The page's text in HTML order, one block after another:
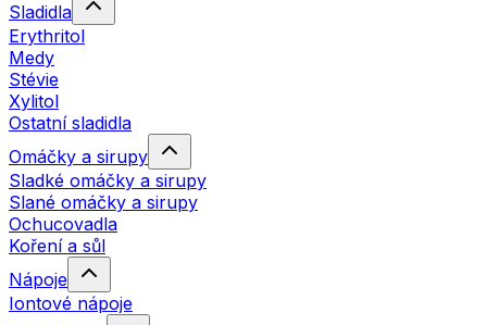
Sladidla
Erythritol
Medy
Stévie
Xylitol
Ostatní sladidla
Omáčky a sirupy
Sladké omáčky a sirupy
Slané omáčky a sirupy
Ochucovadla
Koření a sůl
Nápoje
Iontové nápoje